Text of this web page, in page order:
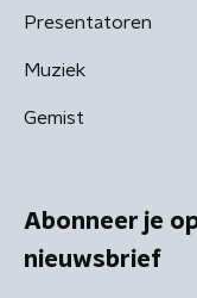
Presentatoren
Muziek
Gemist
Abonneer je
nieuwsbrief